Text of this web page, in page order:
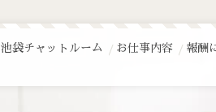
報酬
お仕事内容
池袋チャットルーム